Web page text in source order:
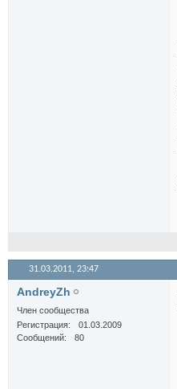
31.03.2011, 23:47
AndreyZh
Член сообщества
Регистрация
01.03.2009
Сообщений
80